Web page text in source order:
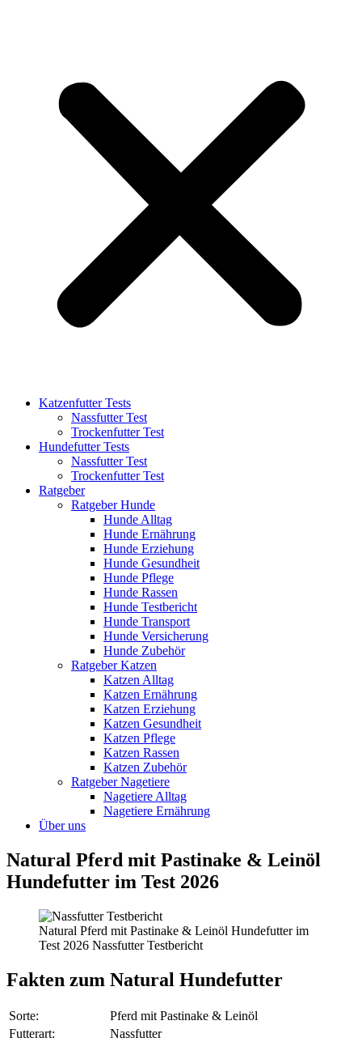
Katzenfutter Tests
Nassfutter Test
Trockenfutter Test
Hundefutter Tests
Nassfutter Test
Trockenfutter Test
Ratgeber
Ratgeber Hunde
Hunde Alltag
Hunde Ernährung
Hunde Erziehung
Hunde Gesundheit
Hunde Pflege
Hunde Rassen
Hunde Testbericht
Hunde Transport
Hunde Versicherung
Hunde Zubehör
Ratgeber Katzen
Katzen Alltag
Katzen Ernährung
Katzen Erziehung
Katzen Gesundheit
Katzen Pflege
Katzen Rassen
Katzen Zubehör
Ratgeber Nagetiere
Nagetiere Alltag
Nagetiere Ernährung
Über uns
Natural Pferd mit Pastinake & Leinöl
Hundefutter im Test 2026
Natural Pferd mit Pastinake & Leinöl Hundefutter im
Test 2026 Nassfutter Testbericht
Fakten zum Natural Hundefutter
Sorte:
Pferd mit Pastinake & Leinöl
Futterart:
Nassfutter